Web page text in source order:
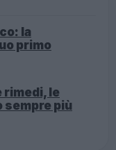
la
primo
rimedi, le
più